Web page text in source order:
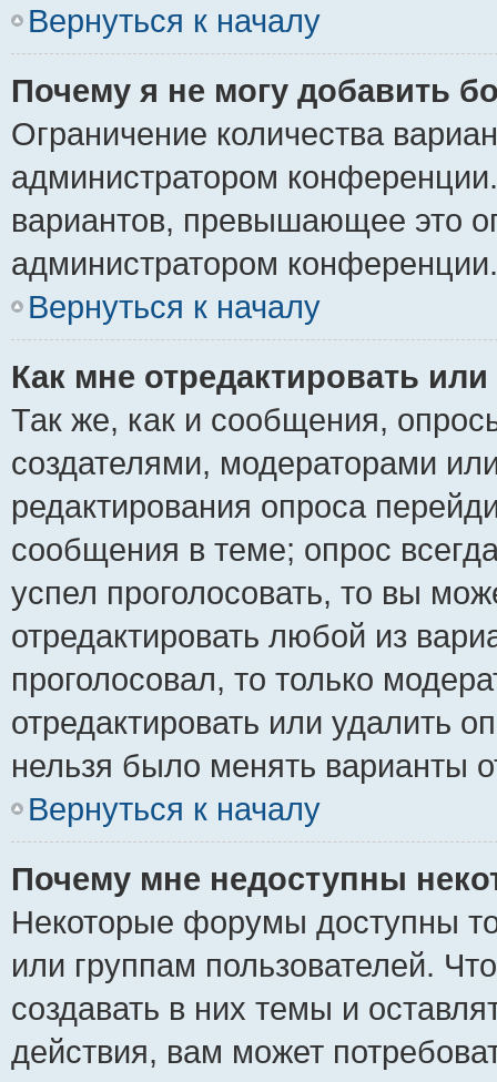
Вернуться к началу
Почему я не могу добавить
Ограничение количества
администратором
вариантов, превышающее это
администратором конференции.
Вернуться к началу
Как мне отредактировать
Так же, как и сообщения,
создателями, модераторами
редактирования опроса
сообщения в теме; опрос
успел проголосовать, то вы
отредактировать любой из
проголосовал, то только
отредактировать или удалить
нельзя было менять варианты
Вернуться к началу
Почему мне недоступны
Некоторые форумы доступны
или группам пользователей.
создавать в них темы и
действия, вам может